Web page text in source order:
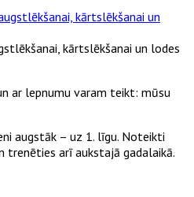
kārtslēkšanai un lodes
ar lepnumu varam teikt: mūsu
augstāk – uz 1. līgu. Noteikti
trenēties arī aukstajā gadalaikā.